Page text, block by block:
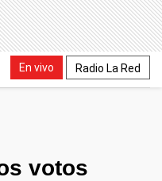
En vivo Radio La Red
votos